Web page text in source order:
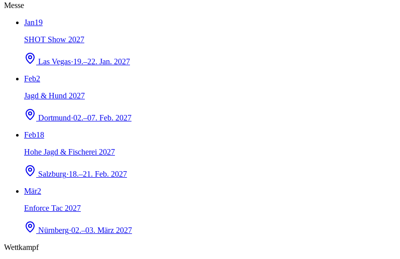
Messe
Jan19
SHOT Show 2027
Las Vegas·19.–22. Jan. 2027
Feb2
Jagd & Hund 2027
Dortmund·02.–07. Feb. 2027
Feb18
Hohe Jagd & Fischerei 2027
Salzburg·18.–21. Feb. 2027
Mär2
Enforce Tac 2027
Nürnberg·02.–03. März 2027
Wettkampf